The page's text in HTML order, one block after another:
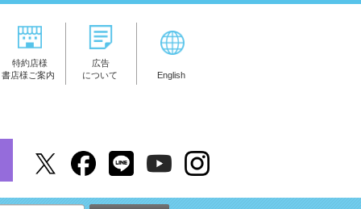
特約店様
書店様ご案内
広告
について
English